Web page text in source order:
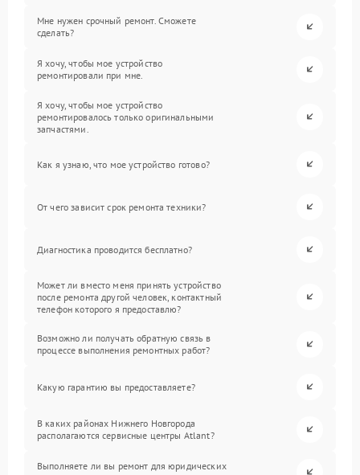
Мне нужен срочный ремонт. Сможете
сделать?
Я хочу, чтобы мое устройство
ремонтировали при мне.
Я хочу, чтобы мое устройство
ремонтировалось только оригинальными
запчастями.
Как я узнаю, что мое устройство готово?
От чего зависит срок ремонта техники?
Диагностика проводится бесплатно?
Может ли вместо меня принять устройство
после ремонта другой человек, контактный
телефон которого я предоставлю?
Возможно ли получать обратную связь в
процессе выполнения ремонтных работ?
Какую гарантию вы предоставляете?
В каких районах Нижнего Новгорода
располагаются сервисные центры Atlant?
Выполняете ли вы ремонт для юридических